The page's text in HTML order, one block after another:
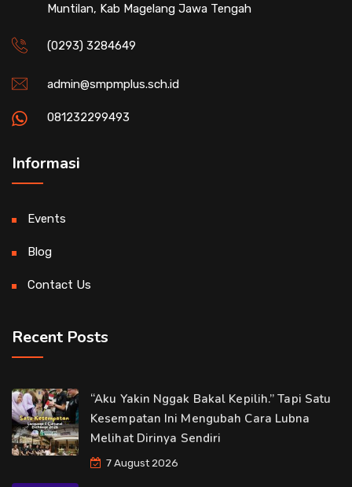
Muntilan, Kab Magelang Jawa Tengah
(0293) 3284649
admin@smpmplus.sch.id
081232299493
Informasi
Events
Blog
Contact Us
Recent Posts
“Aku Yakin Nggak Bakal Kepilih.” Tapi Satu
Kesempatan Ini Mengubah Cara Lubna
Melihat Dirinya Sendiri
7 August 2026